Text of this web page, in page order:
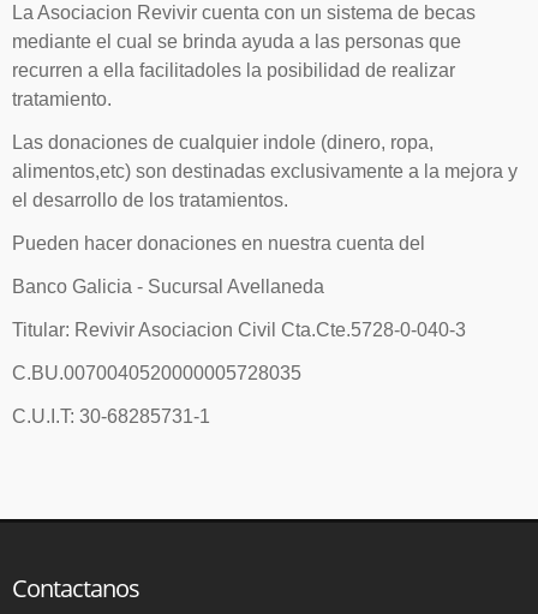
La Asociacion Revivir cuenta con un sistema de becas
mediante el cual se brinda ayuda a las personas que
recurren a ella facilitadoles la posibilidad de realizar
tratamiento.
Las donaciones de cualquier indole (dinero, ropa,
alimentos,etc) son destinadas exclusivamente a la mejora y
el desarrollo de los tratamientos.
Pueden hacer donaciones en nuestra cuenta del
Banco Galicia - Sucursal Avellaneda
Titular: Revivir Asociacion Civil Cta.Cte.5728-0-040-3
C.BU.0070040520000005728035
C.U.I.T: 30-68285731-1
Contactanos